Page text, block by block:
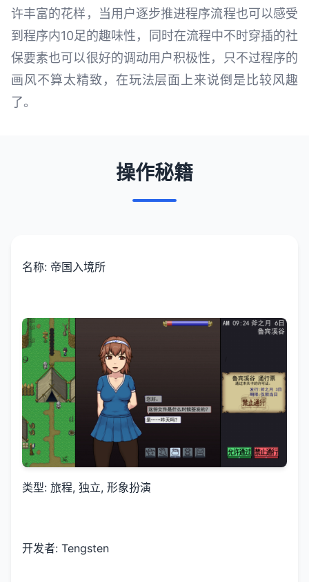
许丰富的花样，当用户逐步推进程序流程也可以感受
到程序内10足的趣味性，同时在流程中不时穿插的社
保要素也可以很好的调动用户积极性，只不过程序的
画风不算太精致，在玩法层面上来说倒是比较风趣
了。
操作秘籍
名称: 帝国入境所
类型: 旅程, 独立, 形象扮演
开发者: Tengsten